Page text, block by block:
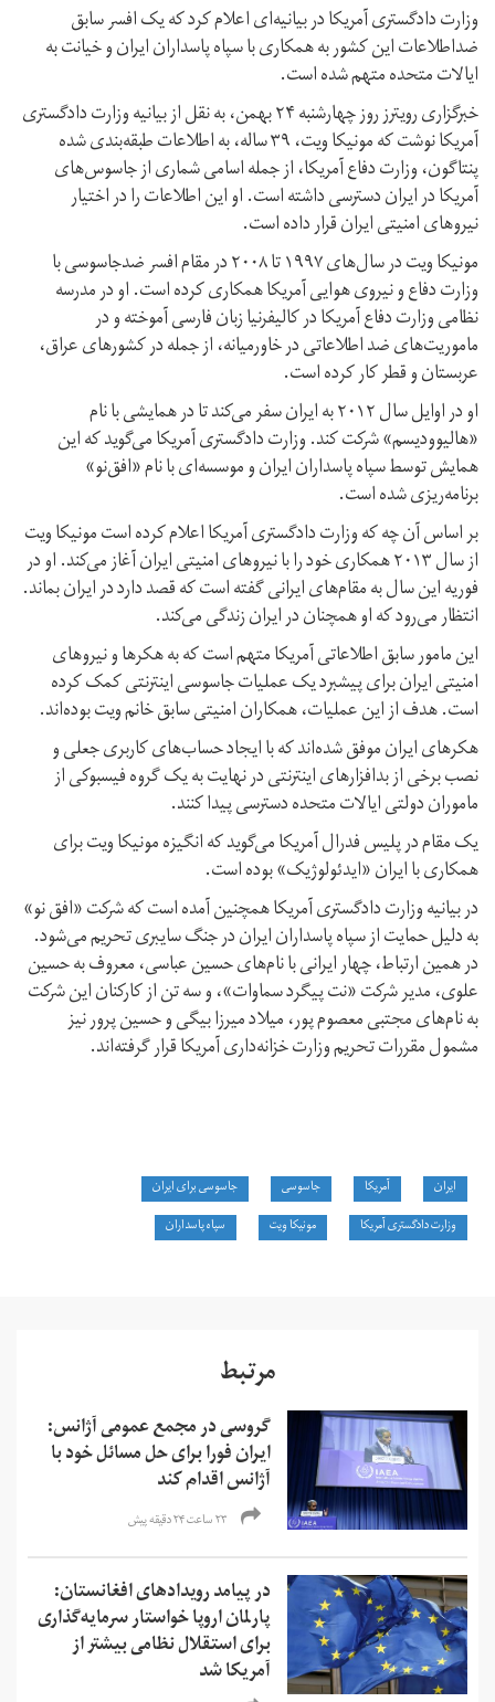
وزارت دادگستری آمریکا در بیانیه‌ای اعلام کرد که یک افسر سابق
ضداطلاعات این کشور به همکاری با سپاه پاسداران ایران و خیانت به
ایالات متحده متهم شده است.
خبرگزاری رویترز روز چهارشنبه ۲۴ بهمن، به نقل از بیانیه وزارت دادگستری
آمریکا نوشت که مونیکا ویت، ۳۹ ساله، به اطلاعات طبقه‌بندی شده
پنتاگون، وزارت دفاع آمریکا، از جمله اسامی شماری از جاسوس‌های
آمریکا در ایران دسترسی داشته است. او این اطلاعات را در اختیار
نیروهای امنیتی ایران قرار داده است.
مونیکا ویت در سال‌های ۱۹۹۷ تا ۲۰۰۸ در مقام افسر ضدجاسوسی با
وزارت دفاع و نیروی هوایی آمریکا همکاری کرده است. او در مدرسه
نظامی وزارت دفاع آمریکا در کالیفرنیا زبان فارسی آموخته و در
ماموریت‌های ضد اطلاعاتی در خاورمیانه، از جمله در کشورهای عراق،
عربستان و قطر کار کرده است.
او در اوایل سال ۲۰۱۲ به ایران سفر می‌کند تا در همایشی با نام
«هالیوودیسم» شرکت کند. وزارت دادگستری آمریکا می‌گوید که این
همایش توسط سپاه پاسداران ایران و موسسه‌ای با نام «افق‌نو»
برنامه‌ریزی شده است.
بر اساس آن چه که وزارت دادگستری آمریکا اعلام کرده است مونیکا ویت
از سال ۲۰۱۳ همکاری خود را با نیروهای امنیتی ایران آغاز می‌کند. او در
فوریه این سال به مقام‌های ایرانی گفته است که قصد دارد در ایران بماند.
انتظار می‌رود که او همچنان در ایران زندگی می‌کند.
این مامور سابق اطلاعاتی آمریکا متهم است که به هکرها و نیروهای
امنیتی ایران برای پیشبرد یک عملیات جاسوسی اینترنتی کمک کرده
است. هدف از این عملیات، همکاران امنیتی سابق خانم ویت بوده‌اند.
هکرهای ایران موفق شده‌اند که با ایجاد حساب‌های کاربری جعلی و
نصب برخی از بدافزارهای اینترنتی در نهایت به یک گروه فیسبوکی از
ماموران دولتی ایالات متحده دسترسی پیدا کنند.
یک مقام در پلیس فدرال آمریکا می‌گوید که انگیزه مونیکا ویت برای
همکاری با ایران «ایدئولوژیک» بوده است.
در بیانیه وزارت دادگستری آمریکا همچنین آمده است که شرکت «افق نو»
به دلیل حمایت از سپاه پاسداران ایران در جنگ سایبری تحریم می‌شود.
در همین ارتباط، چهار ایرانی با نام‌های حسین عباسی، معروف به حسین
علوی، مدیر شرکت «نت پیگرد سماوات»، و سه تن از کارکنان این شرکت
به نام‌های مجتبی معصوم پور، میلاد میرزا بیگی و حسین پرور نیز
مشمول مقررات تحریم وزارت خزانه‌داری آمریکا قرار گرفته‌اند.
ایران آمریکا جاسوسی
جاسوسی برای ایران
وزارت دادگستری آمریکا
مونیکا ویت سپاه پاسداران
مرتبط
گروسی در مجمع عمومی آژانس:
ایران فورا برای حل مسائل خود با
آژانس اقدام کند
۲۳ ساعت ۲۴ دقیقه پیش
در پیامد رویدادهای افغانستان:
پارلمان اروپا خواستار سرمایه‌گذاری
برای استقلال نظامی بیشتر از
آمریکا شد